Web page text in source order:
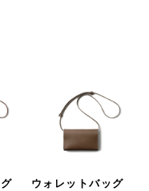
ウォレットバッグ